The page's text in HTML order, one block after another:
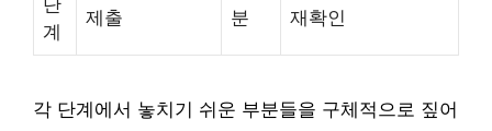
단
계
제출
분
재확인
각 단계에서 놓치기 쉬운 부분들을 구체적으로 짚어